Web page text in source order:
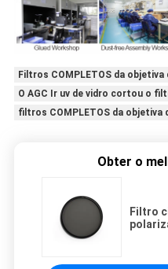
Filtros COMPLETOS da objetiva
O AGC Ir uv de vidro cortou o
filtros COMPLETOS da objetiva
Obter o
Filtro